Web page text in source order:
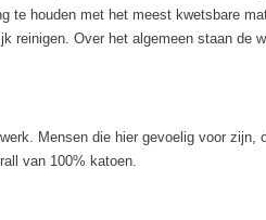
te houden met het meest kwetsbare
reinigen. Over het algemeen staan de
Mensen die hier gevoelig voor zijn,
van 100% katoen.